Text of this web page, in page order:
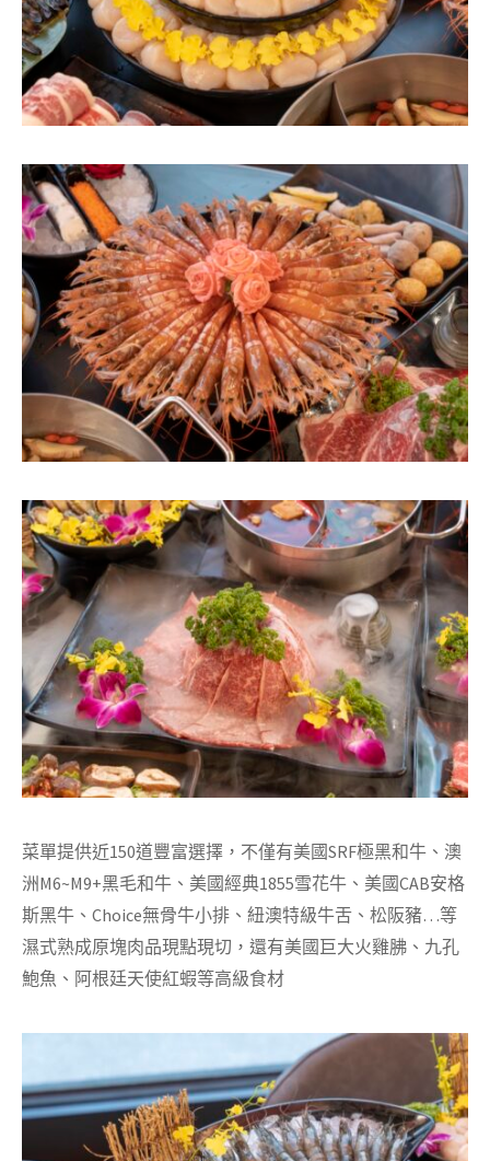
菜單提供近150道豐富選擇，不僅有美國SRF極黑和牛、澳
洲M6~M9+黑毛和牛、美國經典1855雪花牛、美國CAB安格
斯黑牛、Choice無骨牛小排、紐澳特級牛舌、松阪豬…等
濕式熟成原塊肉品現點現切，還有美國巨大火雞胇、九孔
鮑魚、阿根廷天使紅蝦等高級食材